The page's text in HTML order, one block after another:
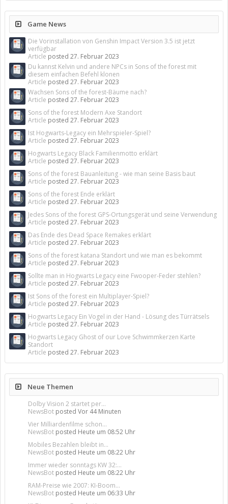
Game News
Die Vorinstallation von Genshin Impact Version 3.5 ist jetzt
verfügbar
Article posted 27. Februar 2023
Du kannst Kelvin und andere NPCs in Sons of the forest mit
diesem einfachen Befehl klonen
Article posted 27. Februar 2023
Wachsen Sons of the forest-Bäume nach?
Article posted 27. Februar 2023
Sons of the forest Modern Axe Standort
Article posted 27. Februar 2023
Ist Hogwarts-Legacy ein Mehrspieler-Spiel?
Article posted 27. Februar 2023
Hogwarts Legacy Black Familienmotto erklärt
Article posted 27. Februar 2023
Sons of the forest Bauanleitung - wie man seine Basis baut
Article posted 27. Februar 2023
Sons of the forest Ende erklärt
Article posted 27. Februar 2023
Jedes Sons of the forest GPS-Ortungsgerät und seine Verwendung
Article posted 27. Februar 2023
Das Ende des Dead Space Remakes erklärt
Article posted 27. Februar 2023
Sons of the forest katana Standort und wie man es bekommt
Article posted 27. Februar 2023
Sollte man in Hogwarts Legacy eine Fwooper-Feder stehlen?
Article posted 27. Februar 2023
Ist Sons of the forest ein Multiplayer-Spiel?
Article posted 27. Februar 2023
Hogwarts Legacy Ein Vogel in der Hand - Lösung des Türrätsels
Article posted 27. Februar 2023
Hogwarts Legacy Ghost of our Love Schwimmkerzen Karte
Standort
Article posted 27. Februar 2023
Neue Themen
Dolby Vision 2 startet per...
NewsBot posted Vor 44 Minuten
Vier Milliardenfilme schon...
NewsBot posted Heute um 08:52 Uhr
Mobiles Bezahlen bleibt in...
NewsBot posted Heute um 08:22 Uhr
Immer wieder sonntags KW 32:...
NewsBot posted Heute um 08:22 Uhr
RAM-Preise wie 2007: KI-Boom...
NewsBot posted Heute um 06:33 Uhr